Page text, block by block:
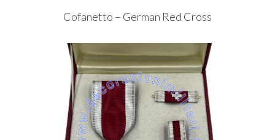
Cofanetto – German Red Cross